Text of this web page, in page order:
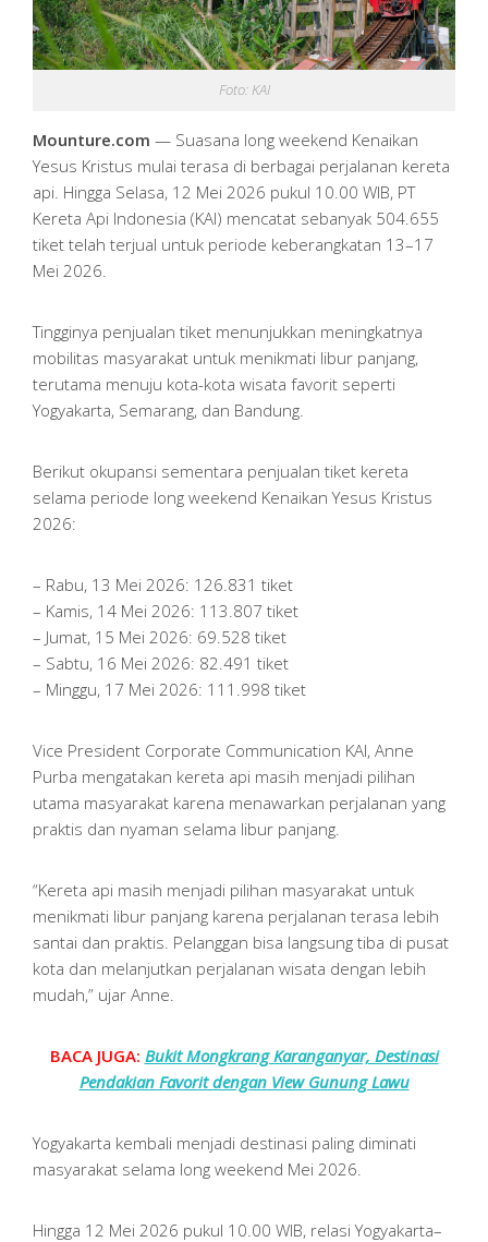
Foto: KAI
Mounture.com — Suasana long weekend Kenaikan
Yesus Kristus mulai terasa di berbagai perjalanan kereta
api. Hingga Selasa, 12 Mei 2026 pukul 10.00 WIB, PT
Kereta Api Indonesia (KAI) mencatat sebanyak 504.655
tiket telah terjual untuk periode keberangkatan 13–17
Mei 2026.
Tingginya penjualan tiket menunjukkan meningkatnya
mobilitas masyarakat untuk menikmati libur panjang,
terutama menuju kota-kota wisata favorit seperti
Yogyakarta, Semarang, dan Bandung.
Berikut okupansi sementara penjualan tiket kereta
selama periode long weekend Kenaikan Yesus Kristus
2026:
– Rabu, 13 Mei 2026: 126.831 tiket
– Kamis, 14 Mei 2026: 113.807 tiket
– Jumat, 15 Mei 2026: 69.528 tiket
– Sabtu, 16 Mei 2026: 82.491 tiket
– Minggu, 17 Mei 2026: 111.998 tiket
Vice President Corporate Communication KAI, Anne
Purba mengatakan kereta api masih menjadi pilihan
utama masyarakat karena menawarkan perjalanan yang
praktis dan nyaman selama libur panjang.
“Kereta api masih menjadi pilihan masyarakat untuk
menikmati libur panjang karena perjalanan terasa lebih
santai dan praktis. Pelanggan bisa langsung tiba di pusat
kota dan melanjutkan perjalanan wisata dengan lebih
mudah,” ujar Anne.
BACA JUGA: Bukit Mongkrang Karanganyar, Destinasi
Pendakian Favorit dengan View Gunung Lawu
Yogyakarta kembali menjadi destinasi paling diminati
masyarakat selama long weekend Mei 2026.
Hingga 12 Mei 2026 pukul 10.00 WIB, relasi Yogyakarta–